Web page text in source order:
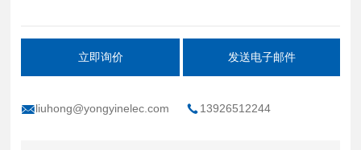
立即询价 发送电子邮件
liuhong@yongyinelec.com 13926512244